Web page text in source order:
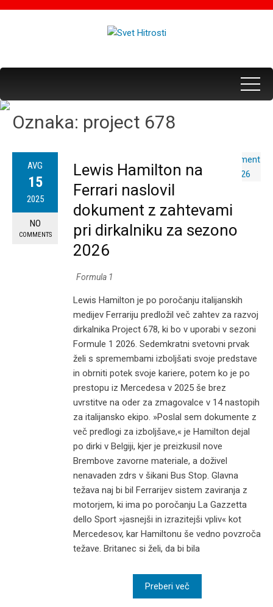
Oznaka: project 678
AVG
15
2025
NO
COMMENTS
Lewis Hamilton na
Ferrari naslovil
dokument z zahtevami
pri dirkalniku za sezono
2026
Formula 1
Lewis Hamilton je po poročanju italijanskih
medijev Ferrariju predložil več zahtev za razvoj
dirkalnika Project 678, ki bo v uporabi v sezoni
Formule 1 2026. Sedemkratni svetovni prvak
želi s spremembami izboljšati svoje predstave
in obrniti potek svoje kariere, potem ko je po
prestopu iz Mercedesa v 2025 še brez
uvrstitve na oder za zmagovalce v 14 nastopih
za italijansko ekipo. »Poslal sem dokumente z
več predlogi za izboljšave,« je Hamilton dejal
po dirki v Belgiji, kjer je preizkusil nove
Brembove zavorne materiale, a doživel
nenavaden zdrs v šikani Bus Stop. Glavna
težava naj bi bil Ferrarijev sistem zaviranja z
motorjem, ki ima po poročanju La Gazzetta
dello Sport »jasnejši in izrazitejši vpliv« kot
Mercedesov, kar Hamiltonu še vedno povzroča
težave. Britanec si želi, da bi bila
Preberi več